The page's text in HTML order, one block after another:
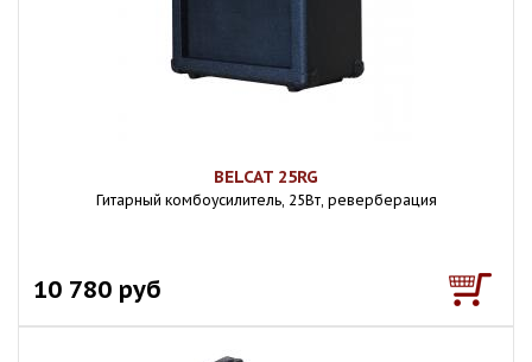
BELCAT 25RG
Гитарный комбоусилитель, 25Вт, реверберация
10 780 руб